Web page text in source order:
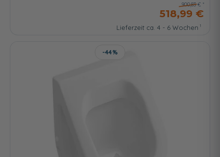
900,83 €
518,99 €
Lieferzeit ca. 4 - 6 Wochen
-44%